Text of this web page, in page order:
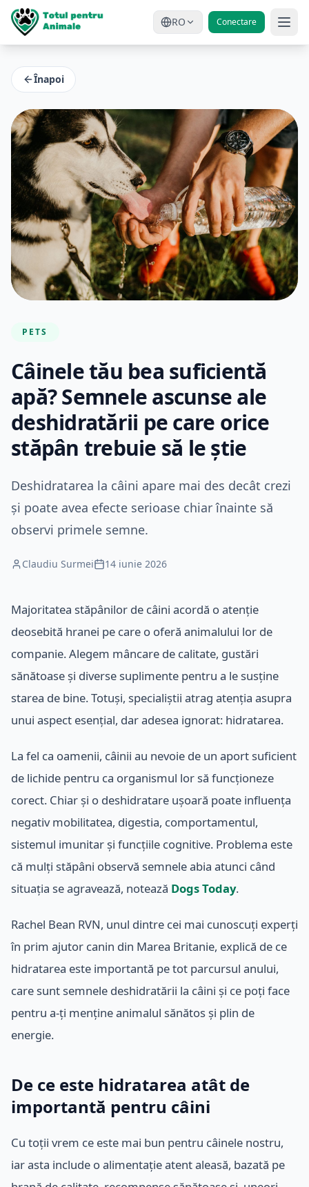
RO Conectare
Înapoi
PETS
Câinele tău bea suficientă
apă? Semnele ascunse ale
deshidratării pe care orice
stăpân trebuie să le știe
Deshidratarea la câini apare mai des decât crezi
și poate avea efecte serioase chiar înainte să
observi primele semne.
Claudiu Surmei 14 iunie 2026
Majoritatea stăpânilor de câini acordă o atenție
deosebită hranei pe care o oferă animalului lor de
companie. Alegem mâncare de calitate, gustări
sănătoase și diverse suplimente pentru a le susține
starea de bine. Totuși, specialiștii atrag atenția asupra
unui aspect esențial, dar adesea ignorat: hidratarea.
La fel ca oamenii, câinii au nevoie de un aport suficient
de lichide pentru ca organismul lor să funcționeze
corect. Chiar și o deshidratare ușoară poate influența
negativ mobilitatea, digestia, comportamentul,
sistemul imunitar și funcțiile cognitive. Problema este
că mulți stăpâni observă semnele abia atunci când
situația se agravează, notează Dogs Today.
Rachel Bean RVN, unul dintre cei mai cunoscuți experți
în prim ajutor canin din Marea Britanie, explică de ce
hidratarea este importantă pe tot parcursul anului,
care sunt semnele deshidratării la câini și ce poți face
pentru a-ți menține animalul sănătos și plin de
energie.
De ce este hidratarea atât de
importantă pentru câini
Cu toții vrem ce este mai bun pentru câinele nostru,
iar asta include o alimentație atent aleasă, bazată pe